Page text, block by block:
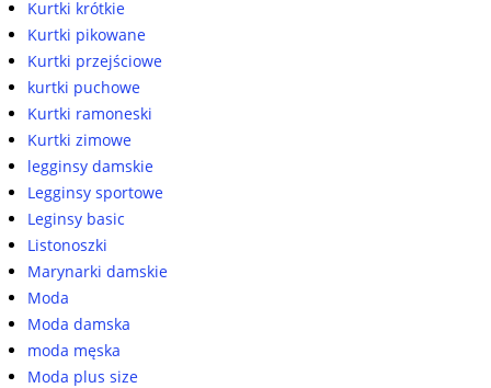
Kurtki krótkie
Kurtki pikowane
Kurtki przejściowe
kurtki puchowe
Kurtki ramoneski
Kurtki zimowe
legginsy damskie
Legginsy sportowe
Leginsy basic
Listonoszki
Marynarki damskie
Moda
Moda damska
moda męska
Moda plus size